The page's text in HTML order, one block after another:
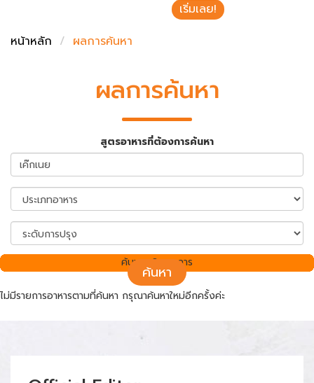
เริ่มเลย!
หน้าหลัก
ผลการค้นหา
ผลการค้นหา
สูตรอาหารที่ต้องการค้นหา
ค้นหา
ไม่มีรายการอาหารตามที่ค้นหา กรุณาค้นหาใหม่อีกครั้งค่ะ
ค้นพบ 0 รายการ